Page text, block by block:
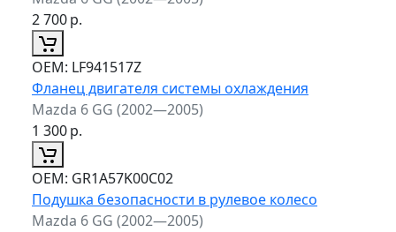
2 700р.
ОЕМ: LF941517Z
Фланец двигателя системы охлаждения
Mazda 6 GG (2002—2005)
1 300р.
ОЕМ: GR1A57K00C02
Подушка безопасности в рулевое колесо
Mazda 6 GG (2002—2005)